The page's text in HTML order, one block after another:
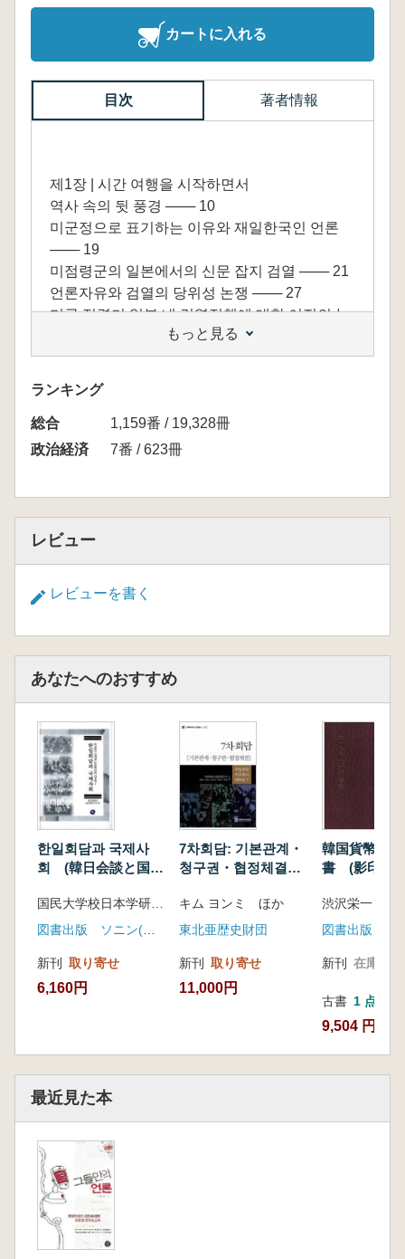
カートに入れる
目次 著者情報
제1장 | 시간 여행을 시작하면서
역사 속의 뒷 풍경 ─── 10
미군정으로 표기하는 이유와 재일한국인 언론
─── 19
미점령군의 일본에서의 신문 잡지 검열 ─── 21
언론자유와 검열의 당위성 논쟁 ─── 27
미군 점령기 일본 내 검열정책에 대한 이전의 논
재일한국인들의 검열 피해가기 ─── 34
재일한국인 사회의 컨센서스 ─── 37
재일한국인 신문 잡지에 영향을 미친 중요한 환
경 요인들 ─── 39
광복 60년 후에도 남아 있는 재일한국인의 이념
프랭기 서고에 보관된 좌파 성향 한국어 매체들
해방신문·민중신문·대중신문·조련 중앙시보·
미군정의 검열과 재일한국인의 좌파 성향 신문
잡지들 ─── 68
검열관, 보조 검열관 그리고 검열 보조원 ───
69
문제된 기사를 골라내 번역한 검열 보조 ─── 70
진정한 검열관, 한국인 검열 보조원들 ─── 71
위반 출판물과 발행인에 대한 벌칙 ─── 73
검열 당국의 눈길 손길 피하기 ─── 77
좌파에는 엄격하고 우파에는 부드러운 검열의
손길 ─── 79
재일한국인의 신문 잡지에서 주로 삭제된 주제
좌파 성향 재일한국인 신문 잡지에서 완전 삭제
된 기사들 ─── 82
좌파 성향 신문 잡지에서 부분 삭제된 기사들
좌파 성향 재일한국인 매체 언론인들의 컨센서
스 ─── 87
작은 맺음말 ─── 89
제3장 | 우파 성향의 재일한국인 언론
프랭기 서고의 재일한국 우파 신문과 잡지 ───
94
조선신보·신세계신문·청년·그밖의 우파 성향 신
문과 잡지들
우파 신문에 대한 우호적 대우와 인쇄용지 할당
もっと見る
ランキング
総合
1,159番 / 19,328冊
政治経済
7番 / 623冊
レビュー
レビューを書く
あなたへのおすすめ
한일회담과 국제사
회 (韓日会談と国際
国民大学校日本学研究所 編
図書出版 ソニン(선인)
新刊 取り寄せ
6,160円
7차회담: 기본관계・
청구권・협정체결
請求権・協定締結)
キム ヨンミ ほか
東北亜歴史財団
新刊 取り寄せ
11,000円
韓国貨幣整
書 (影印)
渋沢栄一
図書出版 民
新刊 在庫なし
古書 1 点
9,504 円
最近見た本